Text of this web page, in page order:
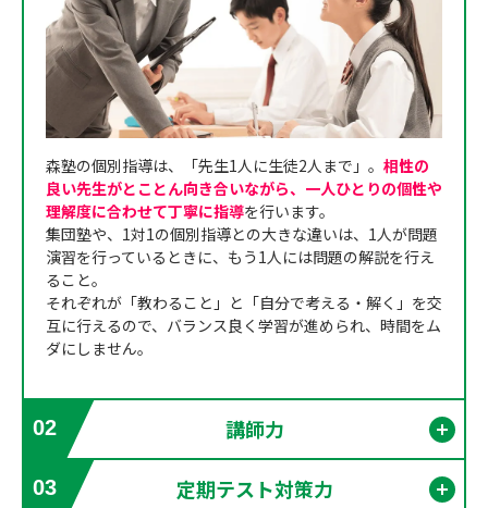
森塾の個別指導は、「先生1人に生徒2人まで」。 相性の
良い先生がとことん向き合いながら、一人ひとりの個性や
理解度に合わせて丁寧に指導を行います。
集団塾や、1対1の個別指導との大きな違いは、1人が問題
演習を行っているときに、もう1人には問題の解説を行え
ること。
それぞれが「教わること」と「自分で考える・解く」を交
互に行えるので、バランス良く学習が進められ、時間をム
ダにしません。
02 講師力
03 定期テスト対策力